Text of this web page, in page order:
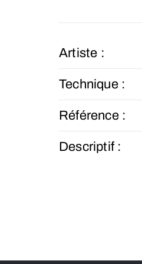
Artiste :
Technique :
Référence :
Descriptif :